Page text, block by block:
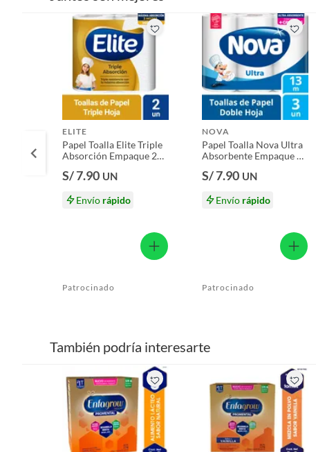
Productos que hayan sido previamente instalados.
Baterías de auto.
Motocicletas y bicicletas motorizadas.
Licores y cigarros electrónicos.
ELITE
Papel Toalla Elite Triple
Absorción Empaque 2
S/ 7.90 UN
Envío rápido
Patrocinado
NOVA
Papel Toalla Nova Ultra
Absorbente Empaque 3
S/ 7.90 UN
Envío rápido
Patrocinado
También podría interesarte